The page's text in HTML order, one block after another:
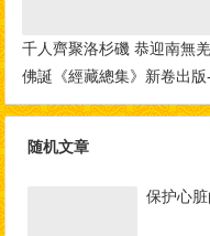
千人齊聚洛杉磯 恭迎南無
佛誕《經藏總集》新卷出
人今日網]
随机文章
保护心